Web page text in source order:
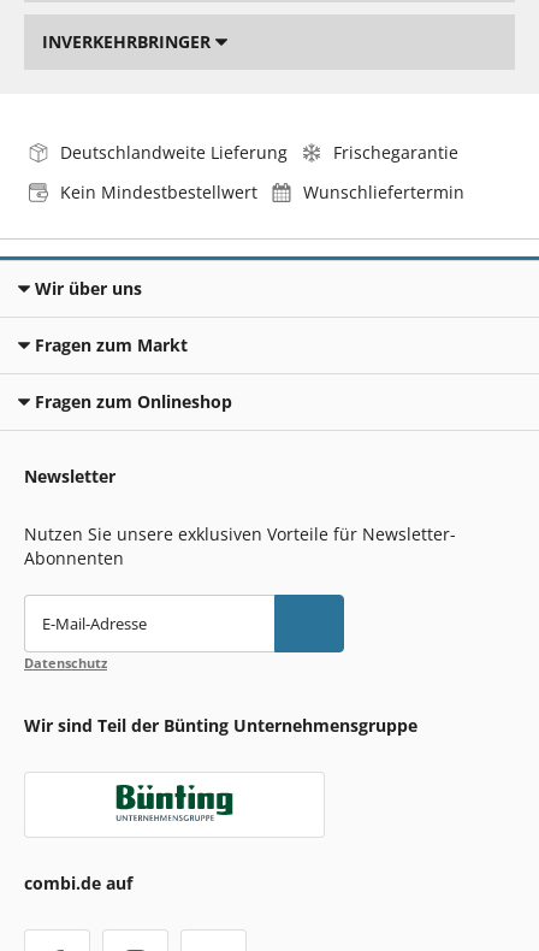
INVERKEHRBRINGER
Deutschlandweite Lieferung
Frischegarantie
Kein Mindestbestellwert
Wunschliefertermin
Wir über uns
Fragen zum Markt
Fragen zum Onlineshop
Newsletter
Nutzen Sie unsere exklusiven Vorteile für Newsletter-
Abonnenten
E-Mail-Adresse
Datenschutz
Wir sind Teil der Bünting Unternehmensgruppe
combi.de auf